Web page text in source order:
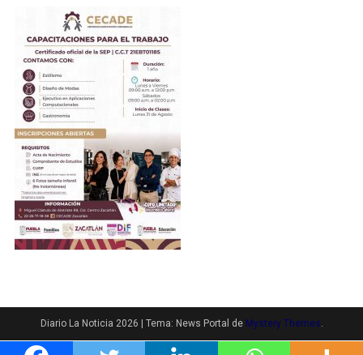
Diario La Noticia 2026 Tema: News Portal de Mystery Themes.